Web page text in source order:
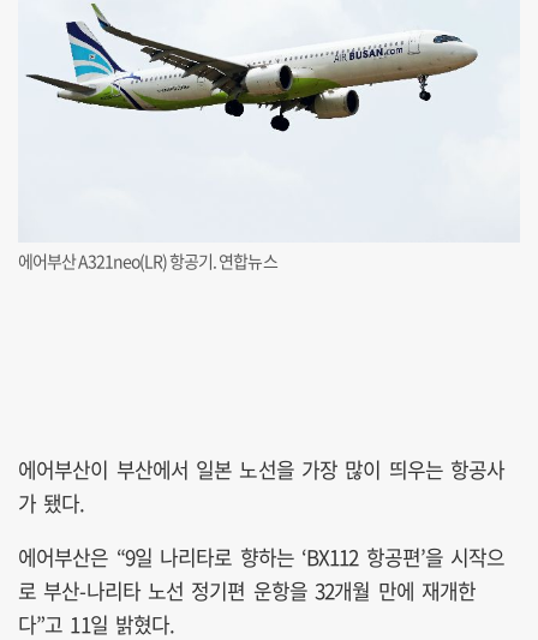
에어부산 A321neo(LR) 항공기. 연합뉴스
에어부산이 부산에서 일본 노선을 가장 많이 띄우는 항공사
가 됐다.
에어부산은 “9일 나리타로 향하는 ‘BX112 항공편’을 시작으
로 부산-나리타 노선 정기편 운항을 32개월 만에 재개한
다”고 11일 밝혔다.